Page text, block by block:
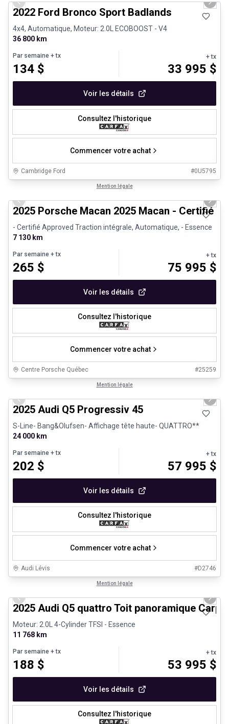
Previous slide Next
2022 Ford Bronco Sport Badlands
4x4, Automatique, Moteur: 2.0L ECOBOOST - V4
36 800 km
Par semaine + tx
134 $
+ tx
33 995 $
Voir les détails
Consultez l'historique
Commencer votre achat
Cambridge Ford #0U5795
Mention légale
Véhicules d'occasion certifiés
Previous slide Next
2025 Porsche Macan 2025 Macan - Certifié
- Certifié Approved Traction intégrale, Automatique, - Essence
7 130 km
Par semaine + tx
265 $
+ tx
75 995 $
Voir les détails
Consultez l'historique
Commencer votre achat
Centre Porsche Québec #25259
Mention légale
Véhicules d'occasion certifiés
Previous slide Next
2025 Audi Q5 Progressiv 45
S-Line- Bang&Olufsen- Affichage tête haute- QUATTRO**
24 000 km
Par semaine + tx
202 $
+ tx
57 995 $
Voir les détails
Consultez l'historique
Commencer votre achat
Audi Lévis #D2746
Mention légale
Véhicules d'occasion certifiés
Previous slide Next
2025 Audi Q5 quattro Toit panoramique
Moteur: 2.0L 4-Cylinder TFSI - Essence
11 768 km
Par semaine + tx
188 $
+ tx
53 995 $
Voir les détails
Consultez l'historique